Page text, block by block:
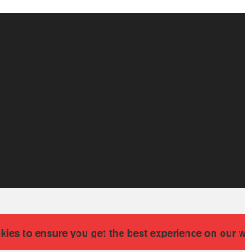
to ensure you get the best experience on our